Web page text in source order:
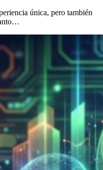
única, pero también